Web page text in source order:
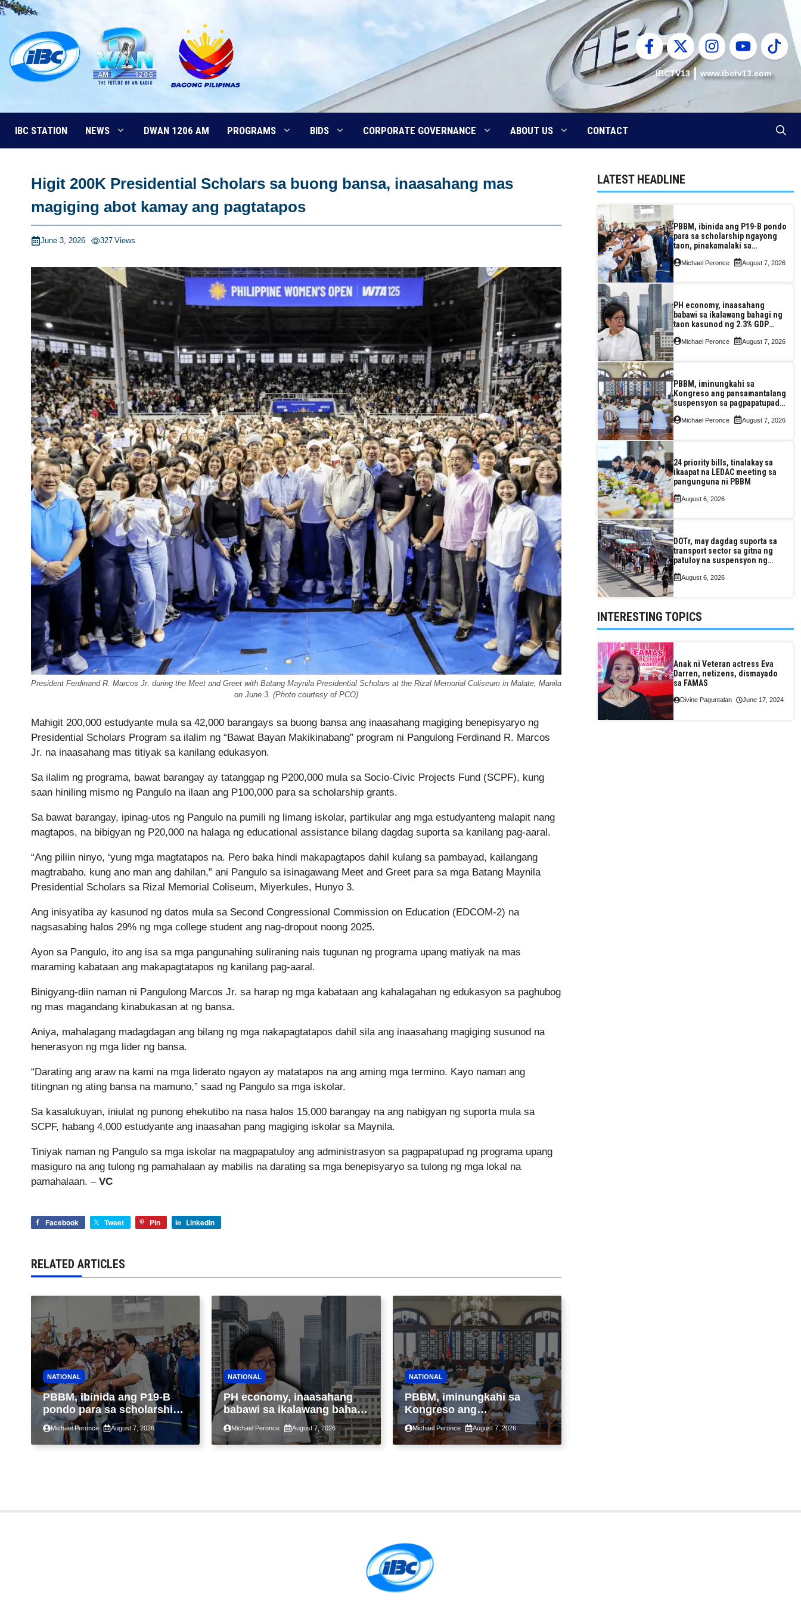
Skip
content
IBCTV13 www.ibctv13.com
IBC STATION NEWS DWAN 1206 AM PROGRAMS BIDS CORPORATE GOVERNANCE ABOUT US CONTACT
Higit 200K Presidential Scholars sa buong bansa, inaasahang mas
magiging abot kamay ang pagtatapos
June 3, 2026 327 Views
President Ferdinand R. Marcos Jr. during the Meet and Greet with Batang Maynila Presidential Scholars at the Rizal Memorial Coliseum in Malate, Manila
on June 3. (Photo courtesy of PCO)
Mahigit 200,000 estudyante mula sa 42,000 barangays sa buong bansa ang inaasahang magiging benepisyaryo ng
Presidential Scholars Program sa ilalim ng “Bawat Bayan Makikinabang” program ni Pangulong Ferdinand R. Marcos
Jr. na inaasahang mas titiyak sa kanilang edukasyon.
Sa ilalim ng programa, bawat barangay ay tatanggap ng P200,000 mula sa Socio-Civic Projects Fund (SCPF), kung
saan hiniling mismo ng Pangulo na ilaan ang P100,000 para sa scholarship grants.
Sa bawat barangay, ipinag-utos ng Pangulo na pumili ng limang iskolar, partikular ang mga estudyanteng malapit nang
magtapos, na bibigyan ng P20,000 na halaga ng educational assistance bilang dagdag suporta sa kanilang pag-aaral.
“Ang piliin ninyo, ‘yung mga magtatapos na. Pero baka hindi makapagtapos dahil kulang sa pambayad, kailangang
magtrabaho, kung ano man ang dahilan,” ani Pangulo sa isinagawang Meet and Greet para sa mga Batang Maynila
Presidential Scholars sa Rizal Memorial Coliseum, Miyerkules, Hunyo 3.
Ang inisyatiba ay kasunod ng datos mula sa Second Congressional Commission on Education (EDCOM-2) na
nagsasabing halos 29% ng mga college student ang nag-dropout noong 2025.
Ayon sa Pangulo, ito ang isa sa mga pangunahing suliraning nais tugunan ng programa upang matiyak na mas
maraming kabataan ang makapagtatapos ng kanilang pag-aaral.
Binigyang-diin naman ni Pangulong Marcos Jr. sa harap ng mga kabataan ang kahalagahan ng edukasyon sa paghubog
ng mas magandang kinabukasan at ng bansa.
Aniya, mahalagang madagdagan ang bilang ng mga nakapagtatapos dahil sila ang inaasahang magiging susunod na
henerasyon ng mga lider ng bansa.
“Darating ang araw na kami na mga liderato ngayon ay matatapos na ang aming mga termino. Kayo naman ang
titingnan ng ating bansa na mamuno,” saad ng Pangulo sa mga iskolar.
Sa kasalukuyan, iniulat ng punong ehekutibo na nasa halos 15,000 barangay na ang nabigyan ng suporta mula sa
SCPF, habang 4,000 estudyante ang inaasahan pang magiging iskolar sa Maynila.
Tiniyak naman ng Pangulo sa mga iskolar na magpapatuloy ang administrasyon sa pagpapatupad ng programa upang
masiguro na ang tulong ng pamahalaan ay mabilis na darating sa mga benepisyaryo sa tulong ng mga lokal na
pamahalaan. – VC
Facebook Tweet Pin LinkedIn
RELATED ARTICLES
NATIONAL
PBBM, ibinida ang P19-B
pondo para sa scholarship
ngayong taon, pinakamalaki
sa kasaysayan ng TESDA
Michael Peronce August 7, 2026
NATIONAL
PH economy, inaasahang
babawi sa ikalawang bahagi
ng taon kasunod ng 2.3%
GDP dulot ng Middle East
war, pagkaantala ng public
Michael Peronce August 7, 2026
NATIONAL
PBBM, iminungkahi sa
Kongreso ang
pansamantalang
suspensyon sa
pagpapatupad ng Real
Michael Peronce August 7, 2026
LATEST HEADLINE
PBBM, ibinida ang P19-B pondo
para sa scholarship ngayong
taon, pinakamalaki sa
Michael Peronce August 7, 2026
PH economy, inaasahang
babawi sa ikalawang bahagi ng
taon kasunod ng 2.3% GDP
pagkaantala ng public
Michael Peronce August 7, 2026
PBBM, iminungkahi sa
Kongreso ang pansamantalang
suspensyon sa pagpapatupad
Assessment Reform Act
Michael Peronce August 7, 2026
24 priority bills, tinalakay sa
ikaapat na LEDAC meeting sa
pangunguna ni PBBM
August 6, 2026
DOTr, may dagdag suporta sa
transport sector sa gitna ng
patuloy na suspensyon ng
August 6, 2026
INTERESTING TOPICS
Anak ni Veteran actress Eva
Darren, netizens, dismayado
sa FAMAS
Divine Paguntalan June 17, 2024